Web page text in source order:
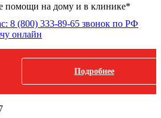
помощи на дому и в клинике*
8 (800) 333-89-65 звонок по РФ
онлайн
Подробнее